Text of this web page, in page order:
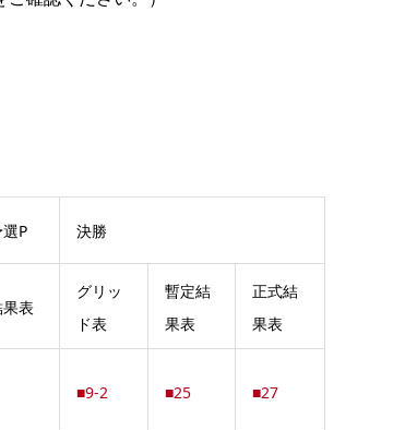
P 決勝
表
グリッ
ド表
暫定結
果表
正式結
果表
■9-2 ■25 ■27